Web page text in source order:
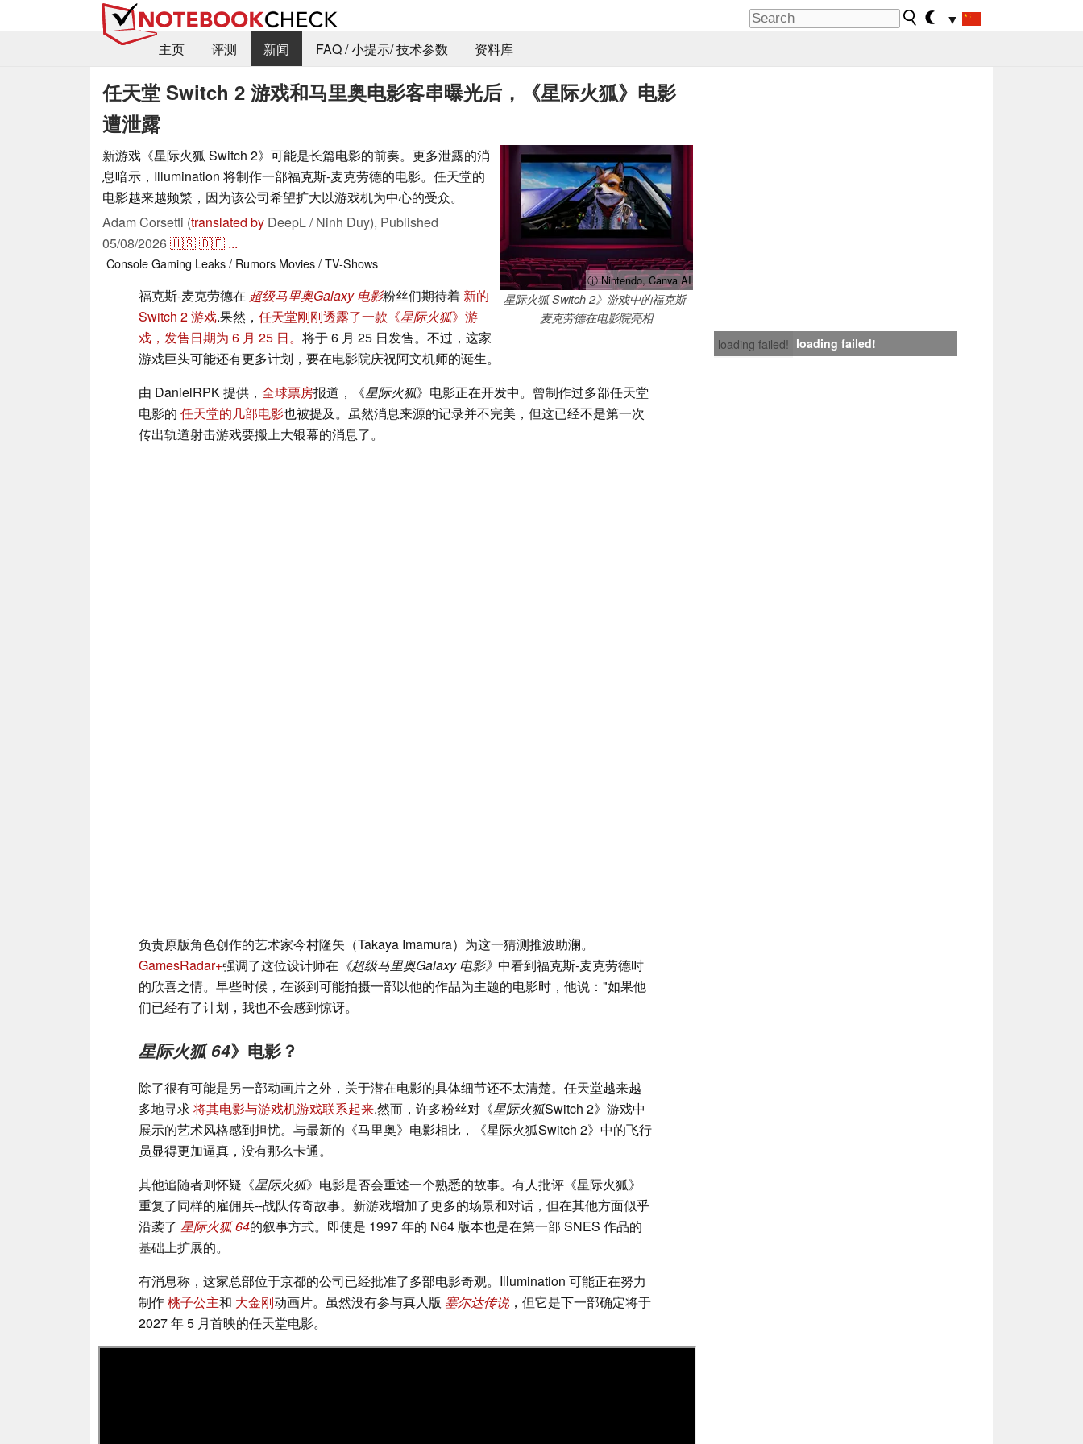
▼
主页
评测 新闻 FAQ / 小提示/ 技术参数 资料库
任天堂 Switch 2 游戏和马里奥电影客串曝光后，《星际火狐》电影
遭泄露
ⓘ Nintendo, Canva AI
星际火狐 Switch 2》游戏中的福克斯-
麦克劳德在电影院亮相
新游戏《星际火狐 Switch 2》可能是长篇电影的前奏。更多泄露的消
息暗示，Illumination 将制作一部福克斯-麦克劳德的电影。任天堂的
电影越来越频繁，因为该公司希望扩大以游戏机为中心的受众。
Adam Corsetti (translated by DeepL / Ninh Duy), Published
05/08/2026🇺🇸🇩🇪 ...
ConsoleGaming Leaks / Rumors Movies / TV-Shows
loading failed! loading failed!
福克斯-麦克劳德在 超级马里奥Galaxy 电影粉丝们期待着 新的
Switch 2 游戏.果然， 任天堂刚刚透露了一款《星际火狐》游
戏，发售日期为 6 月 25 日。 将于 6 月 25 日发售。不过，这家
游戏巨头可能还有更多计划，要在电影院庆祝阿文机师的诞生。
由 DanielRPK 提供， 全球票房报道，《星际火狐》电影正在开发中。曾制作过多部任天堂
电影的 任天堂的几部电影也被提及。虽然消息来源的记录并不完美，但这已经不是第一次
传出轨道射击游戏要搬上大银幕的消息了。
负责原版角色创作的艺术家今村隆矢（Takaya Imamura）为这一猜测推波助澜。
GamesRadar+强调了这位设计师在 《超级马里奥Galaxy 电影》 中看到福克斯-麦克劳德时
的欣喜之情。早些时候，在谈到可能拍摄一部以他的作品为主题的电影时，他说："如果他
们已经有了计划，我也不会感到惊讶。
星际火狐 64》电影？
除了很有可能是另一部动画片之外，关于潜在电影的具体细节还不太清楚。任天堂越来越
多地寻求将其电影与游戏机游戏联系起来.然而，许多粉丝对《星际火狐Switch 2》游戏中
展示的艺术风格感到担忧。与最新的《马里奥》电影相比，《星际火狐Switch 2》中的飞行
员显得更加逼真，没有那么卡通。
其他追随者则怀疑《星际火狐》电影是否会重述一个熟悉的故事。有人批评《星际火狐》
重复了同样的雇佣兵--战队传奇故事。新游戏增加了更多的场景和对话，但在其他方面似乎
沿袭了 星际火狐 64的叙事方式。即使是 1997 年的 N64 版本也是在第一部 SNES 作品的
基础上扩展的。
有消息称，这家总部位于京都的公司已经批准了多部电影奇观。Illumination 可能正在努力
制作桃子公主和 大金刚动画片。虽然没有参与真人版 塞尔达传说 ，但它是下一部确定将于
2027 年 5 月首映的任天堂电影。